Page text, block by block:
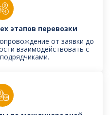
этапов перевозки
от заявки до
взаимодействовать с